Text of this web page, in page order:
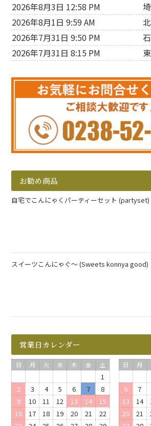
2026年8月3日 12:58 PM
2026年8月1日 9:59 AM
2026年7月31日 9:50 PM
2026年7月31日 8:15 PM
お勧め商品
自宅でこんにゃくパーティーセット (partyset)
スイーツこんにゃぐ～ (Sweets konnya good)
営業日カレンダー
日 月 火 水 木 金 土
1
2
3 4 5 6 7
8
9
10 11 12 13 14
15
16
17 18 19 20 21
22
日 月
6
7
13
14
20
21